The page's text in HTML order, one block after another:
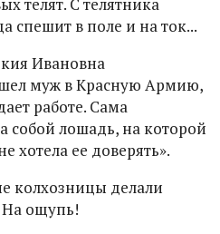
спешит в поле и на ток...
Ивановна
муж в Красную Армию,
работе. Сама
собой лошадь, на которой
хотела ее доверять».
колхозницы делали
На ощупь!